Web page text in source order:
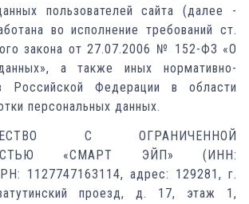
пользователей сайта (далее -
во исполнение требований ст.
закона от 27.07.2006 № 152-ФЗ «О
а также иных нормативно-
Российской Федерации в области
персональных данных.
С ОГРАНИЧЕННОЙ
«СМАРТ ЭЙП» (ИНН:
1127747163114, адрес: 129281, г.
проезд, д. 17, этаж 1,